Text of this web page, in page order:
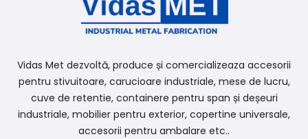
Vidas Met dezvoltă, produce și comercializeaza accesorii
pentru stivuitoare, carucioare industriale, mese de lucru,
cuve de retentie, containere pentru span și deșeuri
industriale, mobilier pentru exterior, copertine universale,
accesorii pentru ambalare etc..